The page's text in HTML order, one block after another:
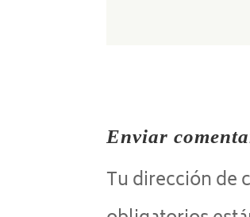
Enviar
Tu dirección de